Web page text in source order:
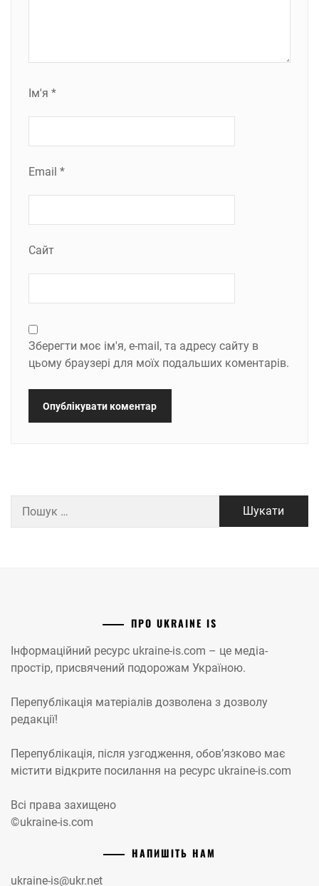
Ім'я *
Email *
Сайт
Зберегти моє ім'я, e-mail, та адресу сайту в
цьому браузері для моїх подальших коментарів.
ПРО UKRAINE IS
Інформаційний ресурс ukraine-is.com – це медіа-
простір, присвячений подорожам Україною.
Перепублікація матеріалів дозволена з дозволу
редакції!
Перепублікація, після узгодження, обов’язково має
містити відкрите посилання на ресурс ukraine-is.com
Всі права захищено
©ukraine-is.com
НАПИШІТЬ НАМ
ukraine-is@ukr.net